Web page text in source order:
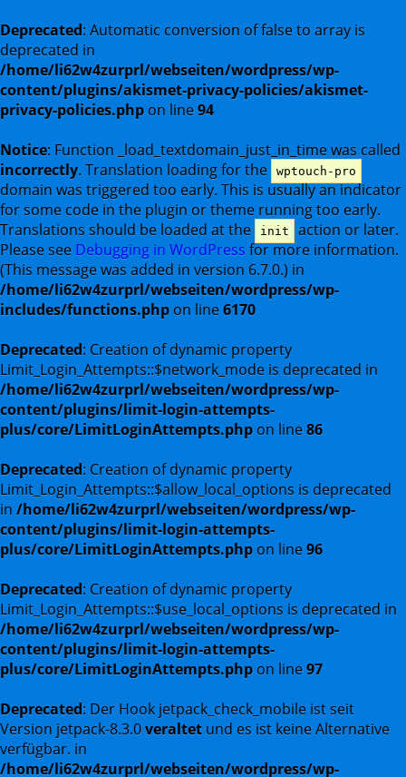
Deprecated: Automatic conversion of false to array is
deprecated in
/home/li62w4zurprl/webseiten/wordpress/wp-
content/plugins/akismet-privacy-policies/akismet-
privacy-policies.php on line94
Notice: Function _load_textdomain_just_in_time was called
incorrectly. Translation loading for the wptouch-pro
domain was triggered too early. This is usually an indicator
for some code in the plugin or theme running too early.
Translations should be loaded at the
init
action or later.
Please see Debugging in WordPress for more information.
(This message was added in version 6.7.0.) in
/home/li62w4zurprl/webseiten/wordpress/wp-
includes/functions.php on line6170
Deprecated: Creation of dynamic property
Limit_Login_Attempts::$network_mode is deprecated in
/home/li62w4zurprl/webseiten/wordpress/wp-
content/plugins/limit-login-attempts-
plus/core/LimitLoginAttempts.php on line86
Deprecated: Creation of dynamic property
Limit_Login_Attempts::$allow_local_options is deprecated
in /home/li62w4zurprl/webseiten/wordpress/wp-
content/plugins/limit-login-attempts-
plus/core/LimitLoginAttempts.php on line96
Deprecated: Creation of dynamic property
Limit_Login_Attempts::$use_local_options is deprecated in
/home/li62w4zurprl/webseiten/wordpress/wp-
content/plugins/limit-login-attempts-
plus/core/LimitLoginAttempts.php on line97
Deprecated: Der Hook jetpack_check_mobile ist seit
Version jetpack-8.3.0veraltet und es ist keine Alternative
verfügbar. in
/home/li62w4zurprl/webseiten/wordpress/wp-